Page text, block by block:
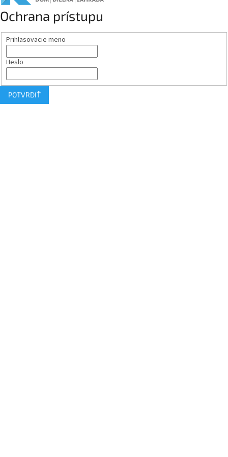
Ochrana prístupu
Prihlasovacie meno
Heslo
POTVRDIŤ